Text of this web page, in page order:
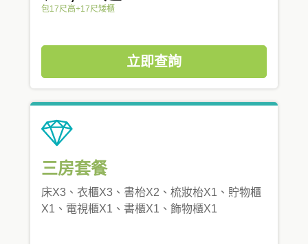
包17尺高+17尺矮櫃
立即查詢
三房套餐
床X3、衣櫃X3、書枱X2、梳妝枱X1、貯物櫃
X1、電視櫃X1、書櫃X1、飾物櫃X1